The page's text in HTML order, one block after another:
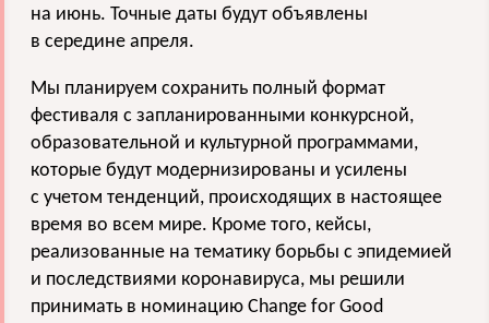
на июнь. Точные даты будут объявлены
в середине апреля.
Мы планируем сохранить полный формат
фестиваля с запланированными конкурсной,
образовательной и культурной программами,
которые будут модернизированы и усилены
с учетом тенденций, происходящих в настоящее
время во всем мире. Кроме того, кейсы,
реализованные на тематику борьбы с эпидемией
и последствиями коронавируса, мы решили
принимать в номинацию Change for Good